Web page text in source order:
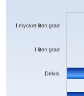
The chart has 1 X axis
Delvis
I liten grad
I mycket liten grad